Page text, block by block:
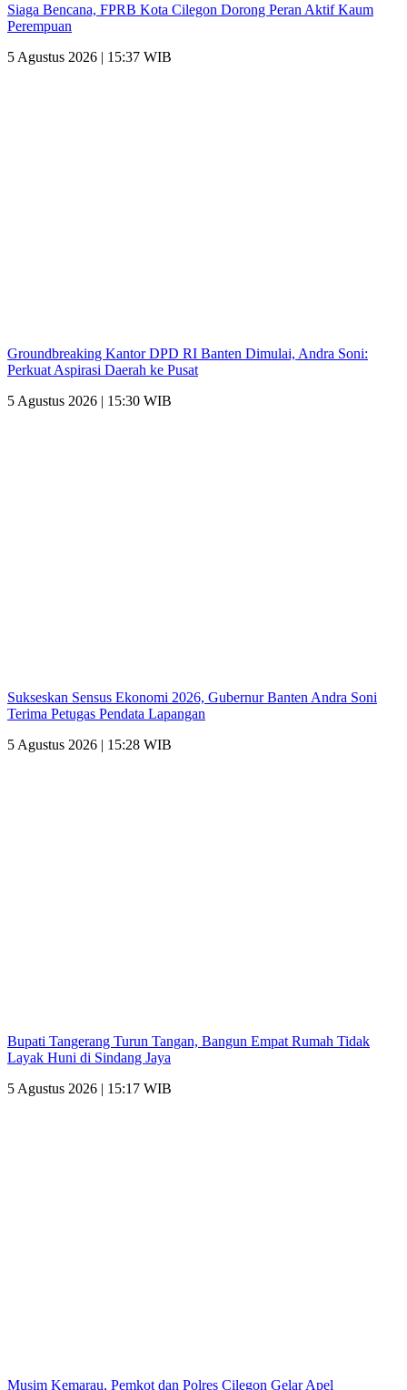
Siaga Bencana, FPRB Kota Cilegon Dorong Peran Aktif Kaum
Perempuan
5 Agustus 2026 | 15:37 WIB
Groundbreaking Kantor DPD RI Banten Dimulai, Andra Soni:
Perkuat Aspirasi Daerah ke Pusat
5 Agustus 2026 | 15:30 WIB
Sukseskan Sensus Ekonomi 2026, Gubernur Banten Andra Soni
Terima Petugas Pendata Lapangan
5 Agustus 2026 | 15:28 WIB
Bupati Tangerang Turun Tangan, Bangun Empat Rumah Tidak
Layak Huni di Sindang Jaya
5 Agustus 2026 | 15:17 WIB
Musim Kemarau, Pemkot dan Polres Cilegon Gelar Apel